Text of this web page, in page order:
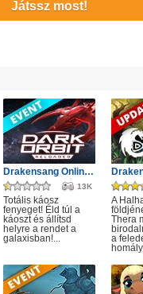
Játssz most!
Drakensang Online - Protegit zűrzavar
13K
Totális káosz
fenyeget! Éld túl a
káoszt és állítsd
helyre a rendet a
galaxisban!...
A
Thera
a